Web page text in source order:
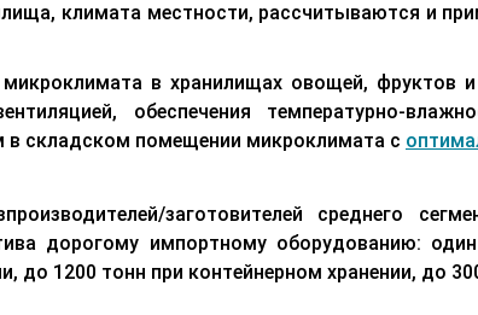
климата местности, рассчитываются и
в хранилищах овощей, фруктов
обеспечения температурно-
в складском помещении микроклимата с
заготовителей среднего
дорогому импортному оборудованию:
до 1200 тонн при контейнерном хранении, до